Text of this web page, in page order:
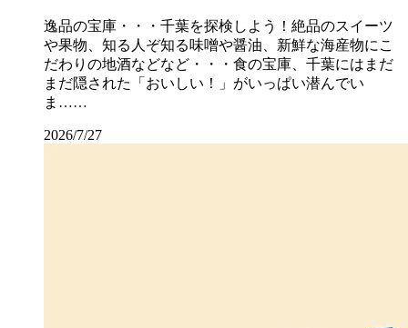
逸品の宝庫・・・千葉を探検しよう！絶品のスイーツ
や果物、知る人ぞ知る味噌や醤油、新鮮な海産物にこ
だわりの地酒などなど・・・食の宝庫、千葉にはまだ
まだ隠された「おいしい！」がいっぱい潜んでい
ま……
2026/7/27